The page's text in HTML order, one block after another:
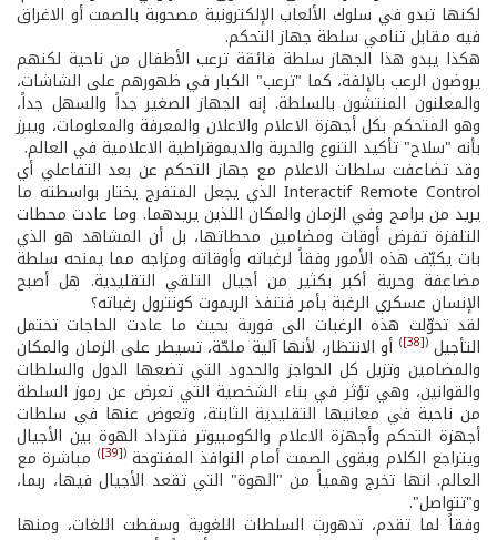
لكنها تبدو في سلوك الألعاب الإلكترونية مصحوبة بالصمت أو الاغراق
فيه مقابل تنامي سلطة جهاز التحكم.
هكذا يبدو هذا الجهاز سلطة فائقة ترعب الأطفال من ناحية لكنهم
يروضون الرعب بالإلفة، كما "ترعب" الكبار في ظهورهم على الشاشات،
والمعلنون المنتشون بالسلطة. إنه الجهاز الصغير جداً والسهل جداً،
وهو المتحكم بكل أجهزة الاعلام والاعلان والمعرفة والمعلومات، ويبرز
بأنه "سلاح" تأكيد التنوع والحرية والديموقراطية الاعلامية في العالم.
وقد تضاعفت سلطات الاعلام مع جهاز التحكم عن بعد التفاعلي أي
Interactif Remote Control الذي يجعل المتفرج يختار بواسطته ما
يريد من برامج وفي الزمان والمكان اللذين يريدهما. وما عادت محطات
التلفزة تفرض أوقات ومضامين محطاتها، بل أن المشاهد هو الذي
بات يكيّف هذه الأمور وفقاً لرغباته وأوقاته ومزاجه مما يمنحه سلطة
مضاعفة وحرية أكبر بكثير من أجيال التلقي التقليدية. هل أصبح
الإنسان عسكري الرغبة يأمر فتنفذ الريموت كونترول رغباته؟
لقد تحوّلت هذه الرغبات الى فورية بحيث ما عادت الحاجات تحتمل
التأجيل(
[38]
) أو الانتظار، لأنها آلية ملحّة، تسيطر على الزمان والمكان
والمضامين وتزيل كل الحواجز والحدود التي تضعها الدول والسلطات
والقوانين، وهي تؤثر في بناء الشخصية التي تعرض عن رموز السلطة
من ناحية في معانيها التقليدية الثابتة، وتعوض عنها في سلطات
أجهزة التحكم وأجهزة الاعلام والكومبيوتر فتزداد الهوة بين الأجيال
ويتراجع الكلام ويقوى الصمت أمام النوافذ المفتوحة(
[39]
) مباشرة مع
العالم. انها تخرج وهمياً من "الهوة" التي تقعد الأجيال فيها، ربما،
و"تتواصل".
وفقاً لما تقدم، تدهورت السلطات اللغوية وسقطت اللغات، ومنها